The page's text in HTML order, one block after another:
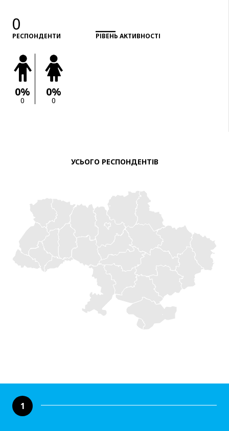
0
РЕСПОНДЕНТИ РІВЕНЬ АКТИВНОСТІ
0%
0
0%
0
УСЬОГО РЕСПОНДЕНТІВ
1